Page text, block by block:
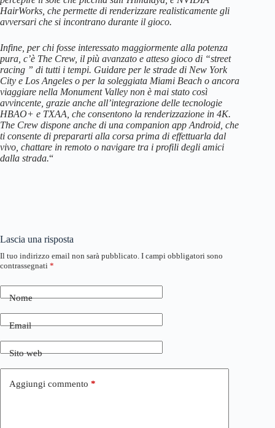
HairWorks, che permette di renderizzare realisticamente gli
avversari che si incontrano durante il gioco.
Infine, per chi fosse interessato maggiormente alla potenza
pura, c’è The Crew, il più avanzato e atteso gioco di “street
racing ” di tutti i tempi. Guidare per le strade di New York
City e Los Angeles o per la soleggiata Miami Beach o ancora
viaggiare nella Monument Valley non è mai stato così
avvincente, grazie anche all’integrazione delle tecnologie
HBAO+ e TXAA, che consentono la renderizzazione in 4K.
The Crew dispone anche di una companion app Android, che
ti consente di prepararti alla corsa prima di effettuarla dal
vivo, chattare in remoto o navigare tra i profili degli amici
dalla strada.“
Lascia una risposta
Il tuo indirizzo email non sarà pubblicato. I campi obbligatori sono
contrassegnati *
Nome
Email
Sito web
Aggiungi commento *